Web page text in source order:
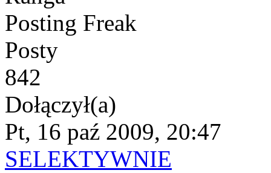
Posting Freak
Posty
842
Dołączył(a)
Pt, 16 paź 2009, 20:47
SELEKTYWNIE